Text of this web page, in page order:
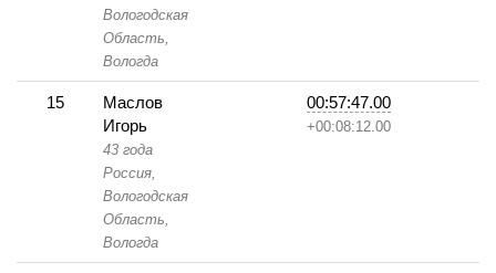
Вологодская
Область,
Вологда
15
Маслов
Игорь
43 года
Россия,
Вологодская
Область,
Вологда
00:57:47.00
+00:08:12.00